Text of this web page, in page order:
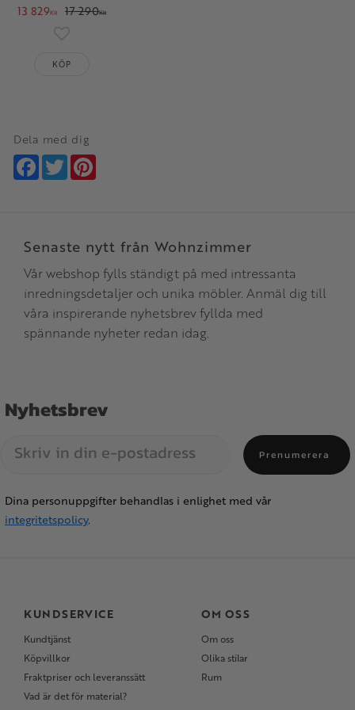
13 829KR 17 290KR
Lägg till i favoriter
KÖP
Dela med dig
Facebook
Twitter
Senaste nytt från Wohnzimmer
Vår webshop fylls ständigt på med intressanta
inredningsdetaljer och unika möbler. Anmäl dig till
våra inspirerande nyhetsbrev fyllda med
spännande nyheter redan idag.
Nyhetsbrev
Prenumerera
Dina personuppgifter behandlas i enlighet med vår
integritetspolicy.
KUNDSERVICE
Kundtjänst
Köpvillkor
Fraktpriser och leveranssätt
Vad är det för material?
OM OSS
Om oss
Olika stilar
Rum